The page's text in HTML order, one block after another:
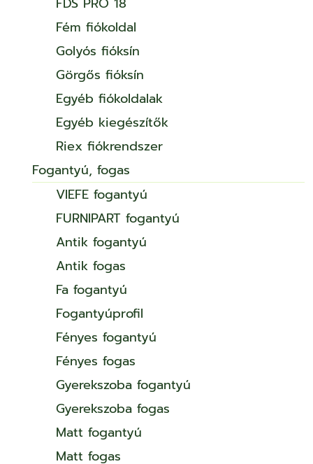
Fém fiókoldal
Golyós fióksín
Görgős fióksín
Egyéb fiókoldalak
Egyéb kiegészítők
Riex fiókrendszer
Fogantyú, fogas
VIEFE fogantyú
FURNIPART fogantyú
Antik fogantyú
Antik fogas
Fa fogantyú
Fogantyúprofil
Fényes fogantyú
Fényes fogas
Gyerekszoba fogantyú
Gyerekszoba fogas
Matt fogantyú
Matt fogas